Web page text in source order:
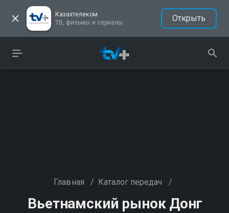
Казахтелеком
ТВ, фильмы и сериалы
Открыть
Главная / Каталог передач /
Вьетнамский рынок Донг